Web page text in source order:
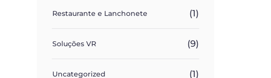
Restaurante e Lanchonete (1)
Soluções VR (9)
Uncategorized (1)